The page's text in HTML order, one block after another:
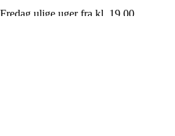
Fredag ulige uger fra kl. 19.00